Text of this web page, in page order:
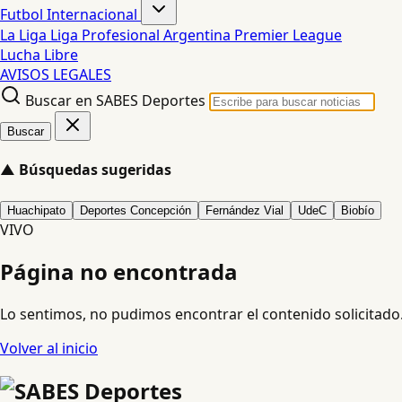
Futbol Internacional
La Liga Liga Profesional Argentina Premier League
Lucha Libre
AVISOS LEGALES
Buscar en SABES Deportes
Buscar
▲ Búsquedas sugeridas
Huachipato Deportes Concepción Fernández Vial UdeC Biobío
VIVO
Página no encontrada
Lo sentimos, no pudimos encontrar el contenido
Volver al inicio